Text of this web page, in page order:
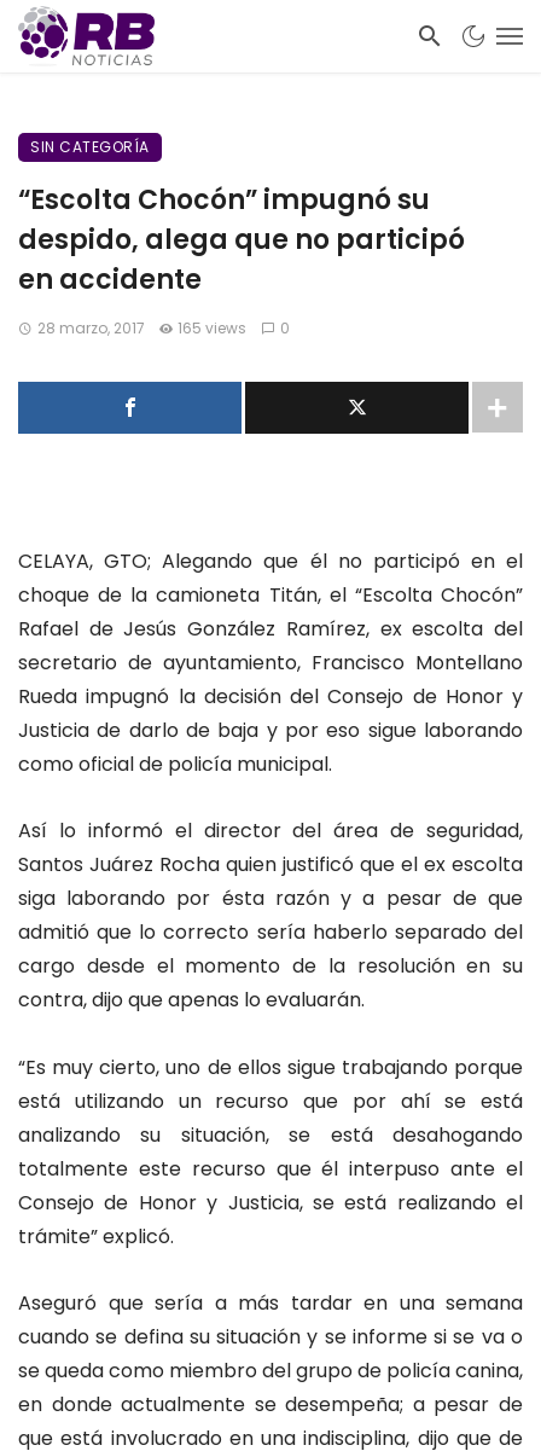
SIN CATEGORÍA
“Escolta Chocón” impugnó su
despido, alega que no participó
en accidente
28 marzo, 2017 165 views 0
CELAYA, GTO; Alegando que él no participó en el
choque de la camioneta Titán, el “Escolta Chocón”
Rafael de Jesús González Ramírez, ex escolta del
secretario de ayuntamiento, Francisco Montellano
Rueda impugnó la decisión del Consejo de Honor y
Justicia de darlo de baja y por eso sigue laborando
como oficial de policía municipal.
Así lo informó el director del área de seguridad,
Santos Juárez Rocha quien justificó que el ex escolta
siga laborando por ésta razón y a pesar de que
admitió que lo correcto sería haberlo separado del
cargo desde el momento de la resolución en su
contra, dijo que apenas lo evaluarán.
“Es muy cierto, uno de ellos sigue trabajando porque
está utilizando un recurso que por ahí se está
analizando su situación, se está desahogando
totalmente este recurso que él interpuso ante el
Consejo de Honor y Justicia, se está realizando el
trámite” explicó.
Aseguró que sería a más tardar en una semana
cuando se defina su situación y se informe si se va o
se queda como miembro del grupo de policía canina,
en donde actualmente se desempeña; a pesar de
que está involucrado en una indisciplina, dijo que de